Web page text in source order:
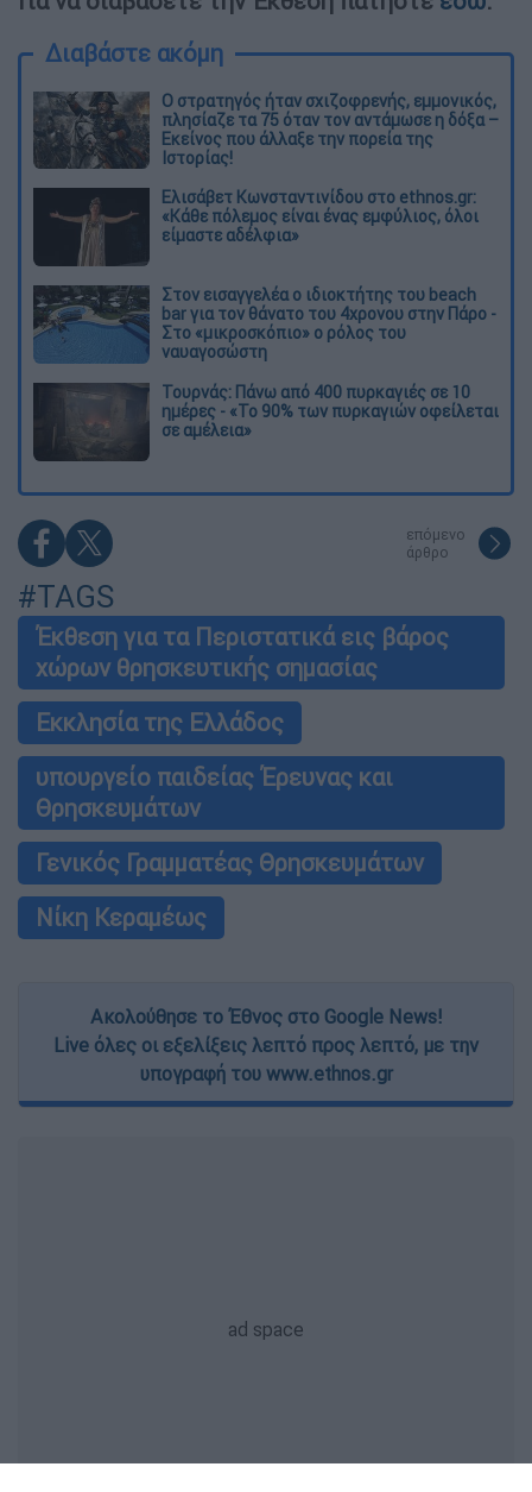
Διαβάστε ακόμη
O στρατηγός ήταν σχιζοφρενής, εμμονικός,
πλησίαζε τα 75 όταν τον αντάμωσε η δόξα –
Εκείνος που άλλαξε την πορεία της
Ιστορίας!
Ελισάβετ Κωνσταντινίδου στο ethnos.gr:
«Κάθε πόλεμος είναι ένας εμφύλιος, όλοι
είμαστε αδέλφια»
Στον εισαγγελέα ο ιδιοκτήτης του beach
bar για τον θάνατο του 4χρονου στην Πάρο -
Στο «μικροσκόπιο» ο ρόλος του
ναυαγοσώστη
Τουρνάς: Πάνω από 400 πυρκαγιές σε 10
ημέρες - «Το 90% των πυρκαγιών οφείλεται
σε αμέλεια»
επόμενο
άρθρο
#TAGS
Έκθεση για τα Περιστατικά εις βάρος
χώρων θρησκευτικής σημασίας
Εκκλησία της Ελλάδος
υπουργείο παιδείας Έρευνας και
Θρησκευμάτων
Γενικός Γραμματέας Θρησκευμάτων
Νίκη Κεραμέως
Ακολούθησε το Έθνος στο Google News!
Live όλες οι εξελίξεις λεπτό προς λεπτό, με την
υπογραφή του www.ethnos.gr